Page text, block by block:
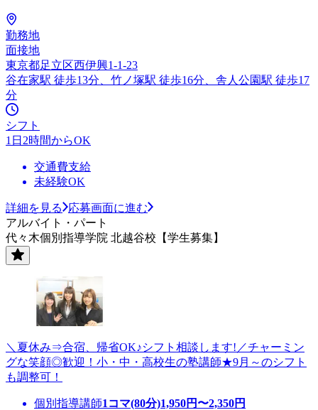
勤務地
面接地
東京都足立区西伊興1-1-23
谷在家駅 徒歩13分、竹ノ塚駅 徒歩16分、舎人公園駅 徒歩17
分
シフト
1日2時間からOK
交通費支給
未経験OK
詳細を見る
応募画面に進む
アルバイト・パート
代々木個別指導学院 北越谷校【学生募集】
＼夏休み⇒合宿、帰省OK♪シフト相談します!／チャーミン
グな笑顔◎歓迎！小・中・高校生の塾講師★9月～のシフト
も調整可！
個別指導講師1コマ(80分)1,950円〜2,350円